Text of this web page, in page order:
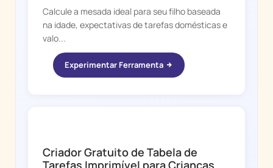
Calcule a mesada ideal para seu filho baseada
na idade, expectativas de tarefas domésticas e
valo...
Experimentar Ferramenta
Criador Gratuito de Tabela de
Tarefas Imprimível para Crianças